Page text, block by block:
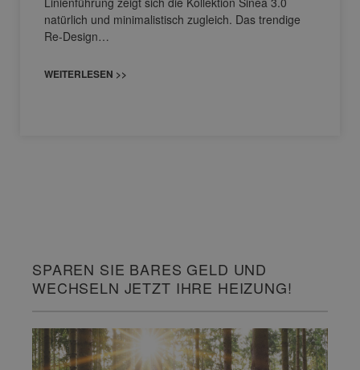
natürlich und minimalistisch zugleich. Das trendige
Re-Design…
WEITERLESEN >>
SPAREN SIE BARES GELD UND
WECHSELN JETZT IHRE HEIZUNG!